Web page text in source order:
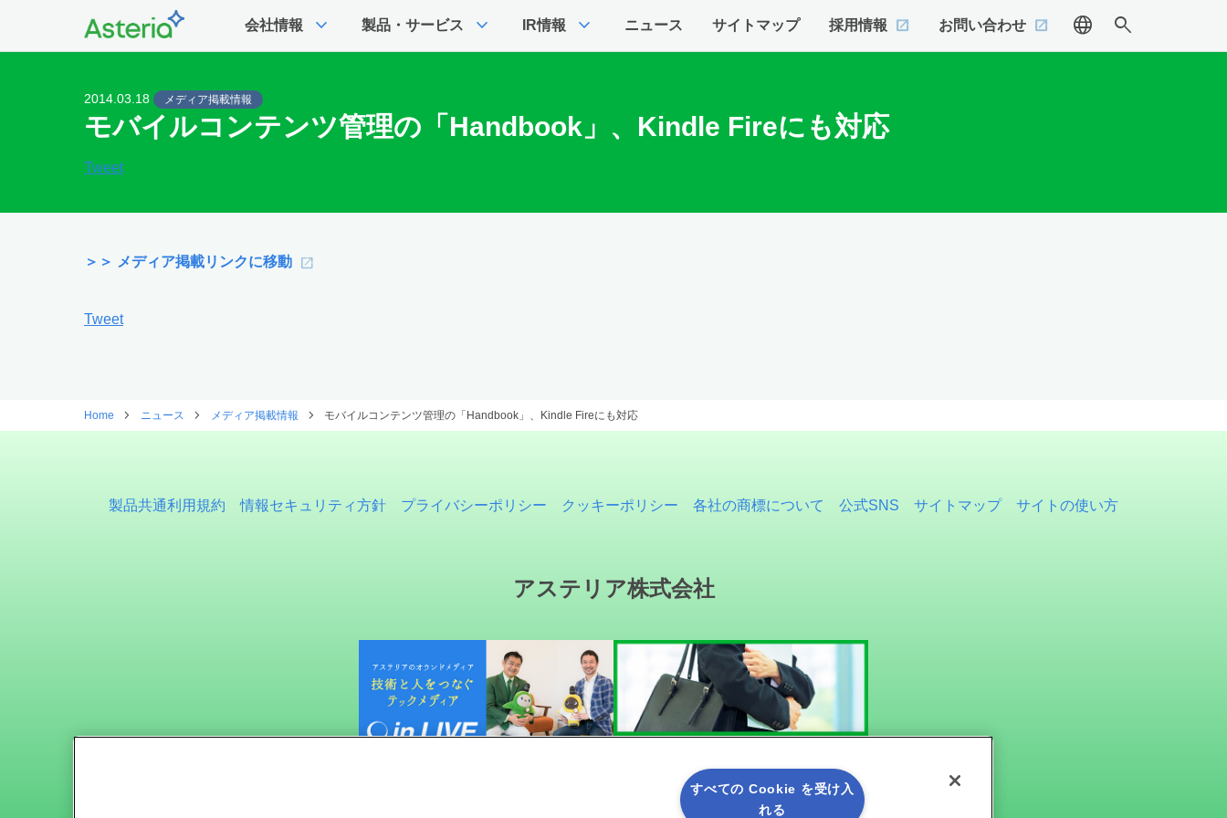
会社情報 expand_more 製品・サービス expand_more IR情報 expand_more ニュース サイトマップ 採用情報 お問い合わせ language search
2014.03.18 メディア掲載情報
モバイルコンテンツ管理の「Handbook」、Kindle Fireにも対応
Tweet
＞＞ メディア掲載リンクに移動
Tweet
Home ニュース メディア掲載情報 モバイルコンテンツ管理の「Handbook」、Kindle Fireにも対応
製品共通利用規約 情報セキュリティ方針 プライバシーポリシー クッキーポリシー 各社の商標について 公式SNS サイトマップ サイトの使い方
アステリア株式会社
すべての Cookie を受け入
れる